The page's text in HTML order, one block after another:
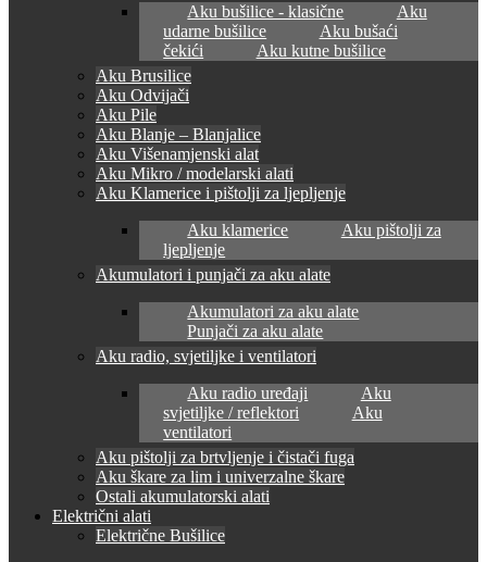
Aku bušilice - klasične
Aku
udarne bušilice
Aku bušaći
čekići
Aku kutne bušilice
Aku Brusilice
Aku Odvijači
Aku Pile
Aku Blanje – Blanjalice
Aku Višenamjenski alat
Aku Mikro / modelarski alati
Aku Klamerice i pištolji za ljepljenje
Aku klamerice
Aku pištolji za
ljepljenje
Akumulatori i punjači za aku alate
Akumulatori za aku alate
Punjači za aku alate
Aku radio, svjetiljke i ventilatori
Aku radio uređaji
Aku
svjetiljke / reflektori
Aku
ventilatori
Aku pištolji za brtvljenje i čistači fuga
Aku škare za lim i univerzalne škare
Ostali akumulatorski alati
Električni alati
Električne Bušilice